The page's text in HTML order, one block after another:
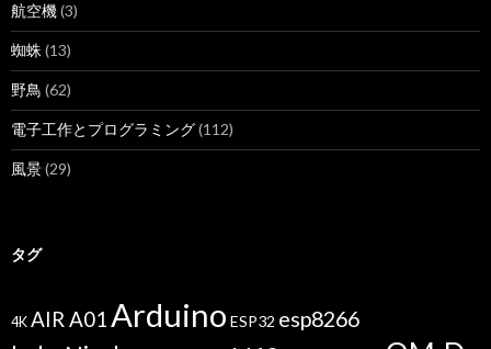
航空機(3)
蜘蛛(13)
野鳥 (62)
電子工作とプログラミング(112)
風景(29)
タグ
4K AIR A01Arduino ESP32 esp8266